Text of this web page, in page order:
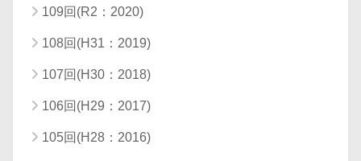
109回(R2：2020)
108回(H31：2019)
107回(H30：2018)
106回(H29：2017)
105回(H28：2016)